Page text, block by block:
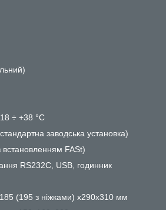
÷ +38 °C
заводська установка)
встановленням FASt)
RS232C, USB, годинник
185 (195 з ніжками) x290x310 мм